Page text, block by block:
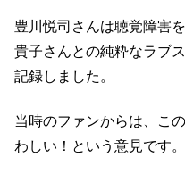
豊川悦司さんは聴覚障害
貴子さんとの純粋なラブ
記録しました。
当時のファンからは、こ
わしい！という意見です。